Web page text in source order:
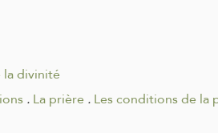
divinité
.La prière .Les conditions de la